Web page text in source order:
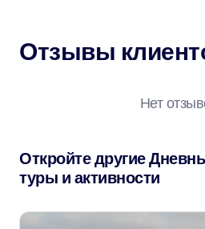
Отзывы
Нет
Откройте другие
туры и активности